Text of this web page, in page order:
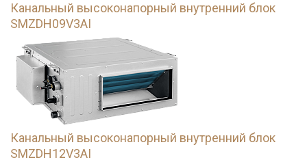
Канальный высоконапорный внутренний блок
SMZDH09V3AI
Канальный высоконапорный внутренний блок
SMZDH12V3AI